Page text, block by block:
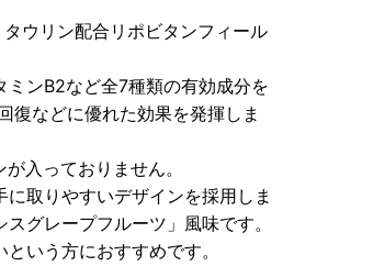
ウリン配合リポビタンフィール
ミンB2など全7種類の有効成分を
復などに優れた効果を発揮しま
入っておりません。
取りやすいデザインを採用しま
グレープフルーツ」風味です。
いう方におすすめです。